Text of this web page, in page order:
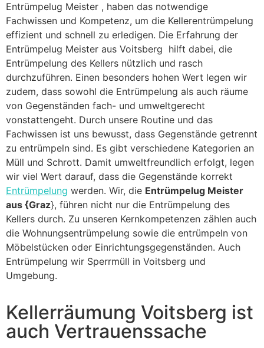
Entrümpelug Meister , haben das notwendige
Fachwissen und Kompetenz, um die Kellerentrümpelung
effizient und schnell zu erledigen. Die Erfahrung der
Entrümpelug Meister aus Voitsberg hilft dabei, die
Entrümpelung des Kellers nützlich und rasch
durchzuführen. Einen besonders hohen Wert legen wir
zudem, dass sowohl die Entrümpelung als auch räume
von Gegenständen fach- und umweltgerecht
vonstattengeht. Durch unsere Routine und das
Fachwissen ist uns bewusst, dass Gegenstände getrennt
zu entrümpeln sind. Es gibt verschiedene Kategorien an
Müll und Schrott. Damit umweltfreundlich erfolgt, legen
wir viel Wert darauf, dass die Gegenstände korrekt
Entrümpelung werden. Wir, die Entrümpelug Meister
aus {Graz}, führen nicht nur die Entrümpelung des
Kellers durch. Zu unseren Kernkompetenzen zählen auch
die Wohnungsentrümpelung sowie die entrümpeln von
Möbelstücken oder Einrichtungsgegenständen. Auch
Entrümpelung wir Sperrmüll in Voitsberg und
Umgebung.
Kellerräumung Voitsberg ist
auch Vertrauenssache